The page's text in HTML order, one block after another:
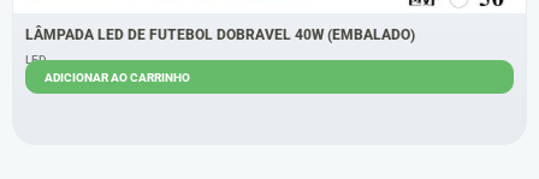
LÂMPADA LED DE FUTEBOL DOBRAVEL 40W (EMBALADO)
LED
ADICIONAR AO CARRINHO